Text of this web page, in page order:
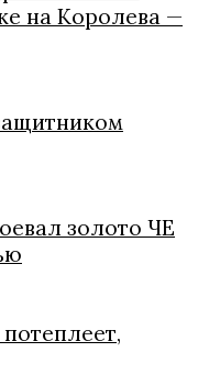
на Королева —
золото ЧЕ